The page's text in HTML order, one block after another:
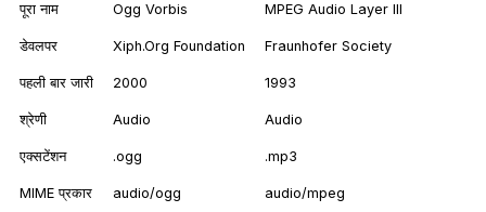
पूरा नाम Ogg Vorbis MPEG Audio Layer III
डेवलपर Xiph.Org Foundation Fraunhofer Society
पहली बार जारी 2000 1993
श्रेणी Audio Audio
एक्सटेंशन .ogg .mp3
MIME प्रकार audio/ogg audio/mpeg